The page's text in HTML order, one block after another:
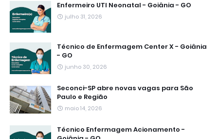
Enfermeiro UTI Neonatal - Goiânia - GO
julho 31, 2026
Técnico de Enfermagem Center X - Goiânia
- GO
junho 30, 2026
Seconci-SP abre novas vagas para São
Paulo e Região
maio 14, 2026
Técnico Enfermagem Acionamento -